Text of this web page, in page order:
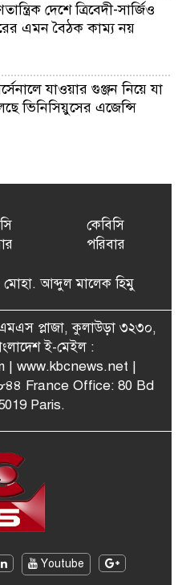
দেশে ত্রিবেদী-সার্জিও
এমন বৈঠক কাম্য নয়
যাওয়ার গুঞ্জন নিয়ে যা
ভিনিসিয়ুসের এজেন্সি
জাপানের বিরল পদক্ষেপ
অন্য দেশের পাসপোর্ট
মন্ত্রণালয়ের স্থায়ী
সদস্য হলেন এমপি শকু
রাজনগরে
খুলছে বাংলাদেশের
দ্রুত সমঝোতা স্বাক্ষর
নির্বাচনে দলীয় নির্দেশনা
কেবিসি
পরিবার
মোহা. আব্দুল মালেক হিমু
প্লাজা, কুলাউড়া ৩২৩০,
ই-মেইল :
| www.kbcnews.net |
France Office: 80 Bd
Paris.
Youtube